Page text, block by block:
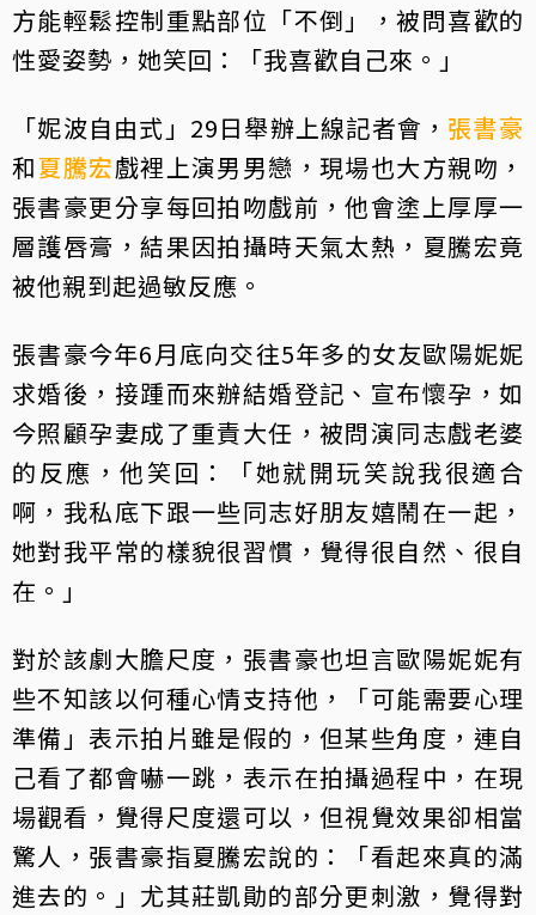
方能輕鬆控制重點部位「不倒」，被問喜歡的
性愛姿勢，她笑回：「我喜歡自己來。」
「妮波自由式」29日舉辦上線記者會， 張書豪
和夏騰宏戲裡上演男男戀，現場也大方親吻，
張書豪更分享每回拍吻戲前，他會塗上厚厚一
層護唇膏，結果因拍攝時天氣太熱，夏騰宏竟
被他親到起過敏反應。
張書豪今年6月底向交往5年多的女友歐陽妮妮
求婚後，接踵而來辦結婚登記、宣布懷孕，如
今照顧孕妻成了重責大任，被問演同志戲老婆
的反應，他笑回：「她就開玩笑說我很適合
啊，我私底下跟一些同志好朋友嬉鬧在一起，
她對我平常的樣貌很習慣，覺得很自然、很自
在。」
對於該劇大膽尺度，張書豪也坦言歐陽妮妮有
些不知該以何種心情支持他，「可能需要心理
準備」表示拍片雖是假的，但某些角度，連自
己看了都會嚇一跳，表示在拍攝過程中，在現
場觀看，覺得尺度還可以，但視覺效果卻相當
驚人，張書豪指夏騰宏說的：「看起來真的滿
進去的。」尤其莊凱勛的部分更刺激，覺得對